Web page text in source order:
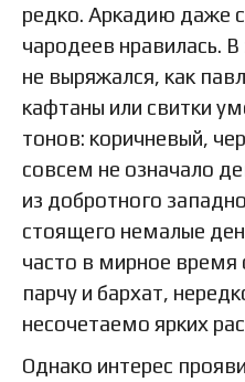
редко. Аркадию даже
чародеев нравилась.
не выряжался, как
кафтаны или свитки
тонов: коричневый,
совсем не означало
из добротного
стоящего немалые
часто в мирное время
парчу и бархат,
несочетаемо ярких
Однако интерес